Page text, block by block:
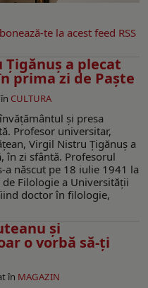
te la acest feed RSS
a plecat
prima zi de Paște
CULTURA
și presa
Profesor universitar,
Virgil Nistru Țigănuș a
în zi sfântă. Profesorul
născut pe 18 iulie 1941 la
Filologie a Universităţii
doctor în filologie,
şi
o vorbă să-ți
în MAGAZIN